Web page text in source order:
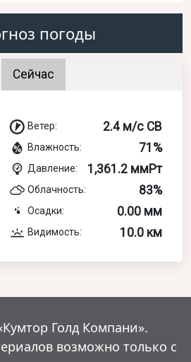
погоды
Сейчас
Ветер: 2.4 м/с СВ
Влажность: 71%
Давление: 1,361.2 ммРт
Облачность: 83%
Осадки: 0.00 мм
Видимость: 10.0 км
Голд Компани».
возможно только с